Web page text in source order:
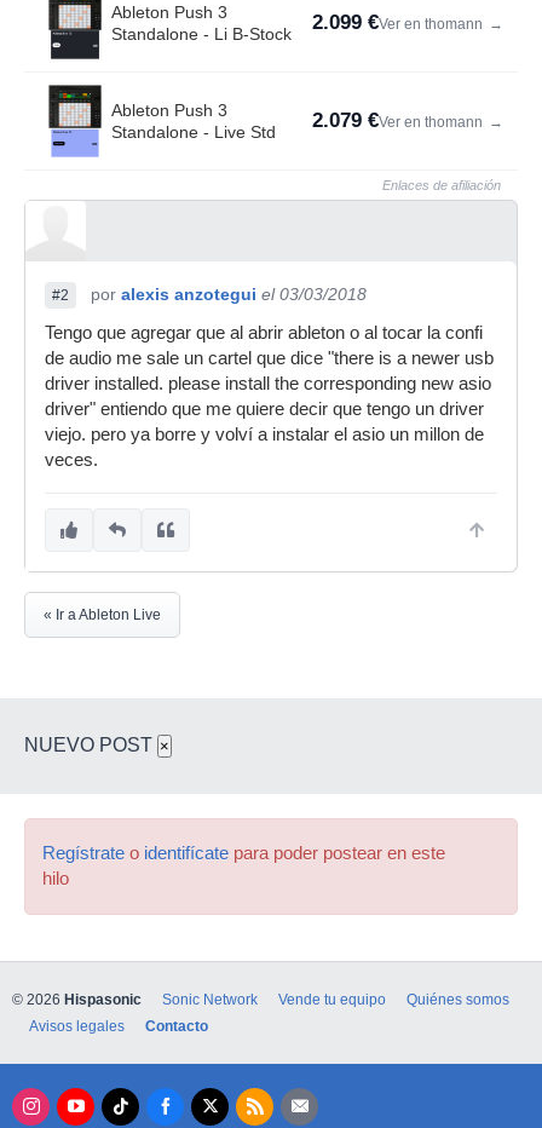
Ableton Push 3
Standalone - Li B-Stock
2.099 €Ver en thomann →
Ableton Push 3
Standalone - Live Std
2.079 €Ver en thomann →
Enlaces de afiliación
#2 por alexis anzotegui el 03/03/2018
Tengo que agregar que al abrir ableton o al tocar la confi
de audio me sale un cartel que dice "there is a newer usb
driver installed. please install the corresponding new asio
driver" entiendo que me quiere decir que tengo un driver
viejo. pero ya borre y volví a instalar el asio un millon de
veces.
« Ir a Ableton Live
NUEVO POST ×
Regístrate o identifícate para poder postear en este
hilo
© 2026 Hispasonic Sonic Network Vende tu equipo
Quiénes somos
Avisos legales
Contacto